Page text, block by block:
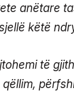
anëtare
këtë
të